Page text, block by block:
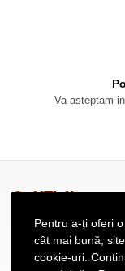
Pentru a-ți oferi
cât mai bună,
cookie-uri.
Va asteptam
CaféThé’scu
Informatii